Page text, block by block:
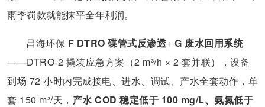
雨季罚款就能抹平全年利润。
昌海环保 F DTRO 碟管式反渗透+ G 废水回用系统
——DTRO-2 撬装应急方案（2 m³/h × 2 套并联），设备
到场 72 小时内完成接电、进水、调试、产水全套动作，单
套 150 m³/天， 产水 COD 稳定低于 100 mg/L、氨氮低于